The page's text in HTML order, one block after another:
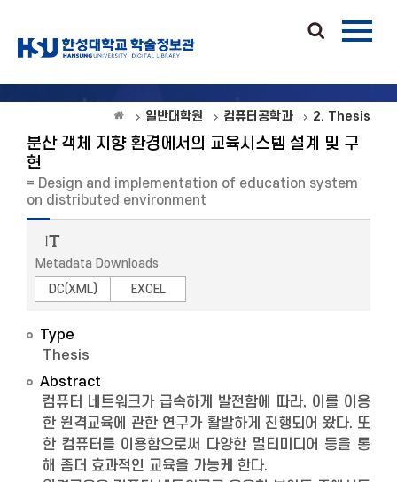
일반대학원 컴퓨터공학과 2. Thesis
분산 객체 지향 환경에서의 교육시스템 설계 및 구
현
= Design and implementation of education system
on distributed environment
Metadata Downloads
DC(XML)
EXCEL
Type
Thesis
Abstract
컴퓨터 네트워크가 급속하게 발전함에 따라, 이를 이용
한 원격교육에 관한 연구가 활발하게 진행되어 왔다. 또
한 컴퓨터를 이용함으로써 다양한 멀티미디어 등을 통
해 좀더 효과적인 교육을 가능케 한다.